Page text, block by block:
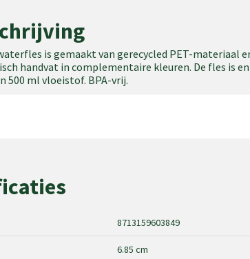
is gemaakt van gerecycled PET-materiaal
handvat in complementaire kleuren. De fles is
500 ml vloeistof. BPA-vrij.
8713159603849
6.85 cm